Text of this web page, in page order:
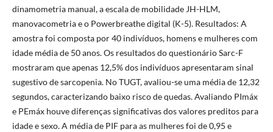
dinamometria manual, a escala de mobilidade JH-HLM,
manovacometria e o Powerbreathe digital (K-5). Resultados: A
amostra foi composta por 40 indivíduos, homens e mulheres com
idade média de 50 anos. Os resultados do questionário Sarc-F
mostraram que apenas 12,5% dos indivíduos apresentaram sinal
sugestivo de sarcopenia. No TUGT, avaliou-se uma média de 12,32
segundos, caracterizando baixo risco de quedas. Avaliando PImáx
e PEmáx houve diferenças significativas dos valores preditos para
idade e sexo. A média de PIF para as mulheres foi de 0,95 e